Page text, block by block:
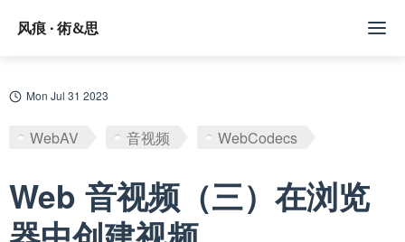
风痕 · 術&思
文章
标签
Github
Mon Jul 31 2023
WebAV 音视频 WebCodecs
Web 音视频（三）在浏览